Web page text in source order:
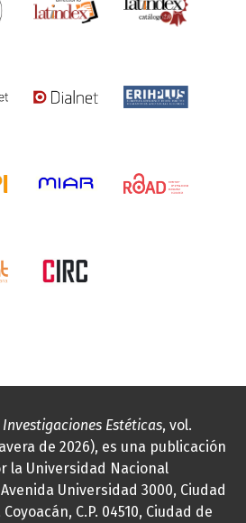
Estéticas, vol.
de 2026), es una publicación
la Universidad Nacional
Universidad 3000, Ciudad
C.P. 04510, Ciudad de